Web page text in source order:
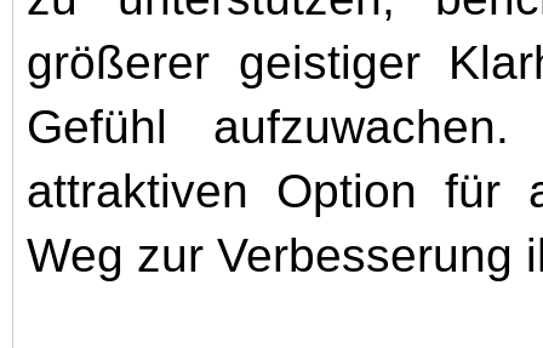
größerer geistiger
Gefühl
attraktiven Option für
Weg zur Verbesserung